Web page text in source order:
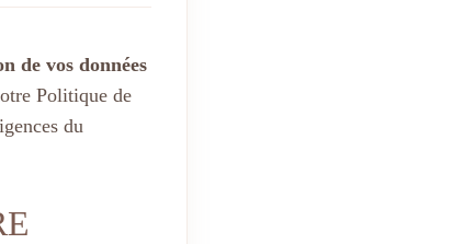
de vos données
Politique de
du